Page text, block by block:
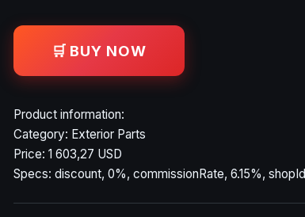
🛒 BUY NOW
Product information:
Category: Exterior Parts
Price: 1 603,27 USD
Specs: discount, 0%, commissionRate, 6.15%, shopId